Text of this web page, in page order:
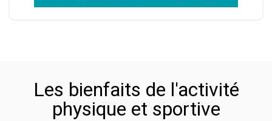
Les bienfaits de l'activité
physique et sportive